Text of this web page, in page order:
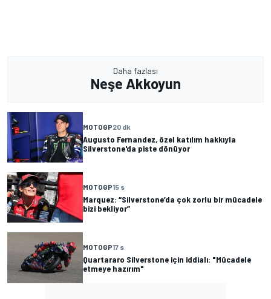
Daha fazlası
Neşe Akkoyun
MOTOGP20 dk
Augusto Fernandez, özel katılım hakkıyla
Silverstone'da piste dönüyor
MOTOGP15 s
Marquez: “Silverstone’da çok zorlu bir mücadele
bizi bekliyor”
MOTOGP17 s
Quartararo Silverstone için iddialı: "Mücadele
etmeye hazırım"